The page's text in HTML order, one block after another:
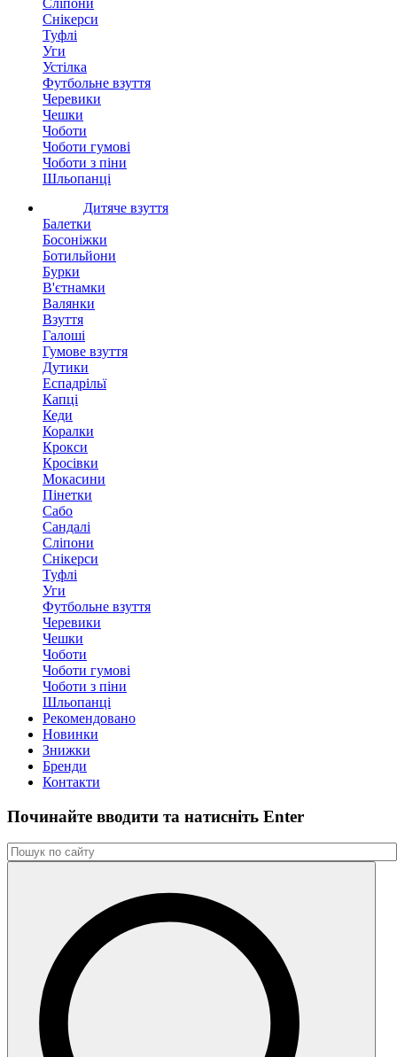
Сліпони
Снікерси
Туфлі
Уги
Устілка
Футбольне взуття
Черевики
Чешки
Чоботи
Чоботи гумові
Чоботи з піни
Шльопанці
Дитяче взуття
Балетки
Босоніжки
Ботильйони
Бурки
В'єтнамки
Валянки
Взуття
Галоші
Гумове взуття
Дутики
Еспадрільї
Капці
Кеди
Коралки
Крокси
Кросівки
Мокасини
Пінетки
Сабо
Сандалі
Сліпони
Снікерси
Туфлі
Уги
Футбольне взуття
Черевики
Чешки
Чоботи
Чоботи гумові
Чоботи з піни
Шльопанці
Рекомендовано
Новинки
Знижки
Бренди
Контакти
Починайте вводити та натиснiть Enter